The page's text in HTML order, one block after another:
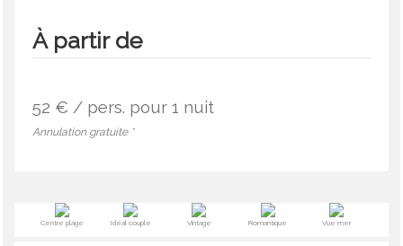
À partir de
52 € / pers. pour 1 nuit
Annulation gratuite *
Centre plage Idéal couple Vintage Romantique Vue mer